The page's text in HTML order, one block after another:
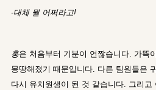
-대체 뭘 어쩌라고!
홍은 처음부터 기분이 언짢습니다. 가뜩
몽땅해졌기 때문입니다. 다른 팀원들은
다시 유치원생이 된 것 같습니다. 그리